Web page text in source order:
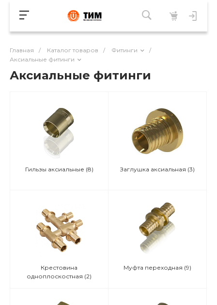
Главная / Каталог товаров / Фитинги
/
Аксиальные фитинги
Аксиальные фитинги
Гильзы аксиальные (8) Заглушка аксиальная (3)
Крестовина
одноплоскостная (2)
Муфта переходная (9)